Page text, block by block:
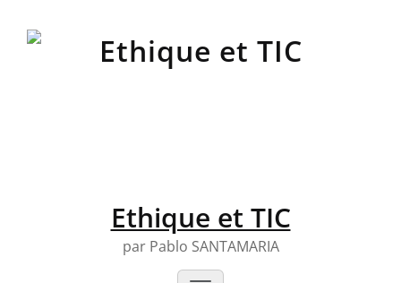
Ethique et TIC
par Pablo SANTAMARIA